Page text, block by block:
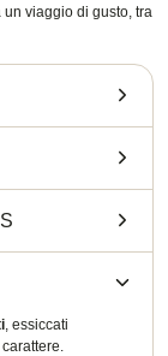
viaggio di gusto, tra
, essiccati